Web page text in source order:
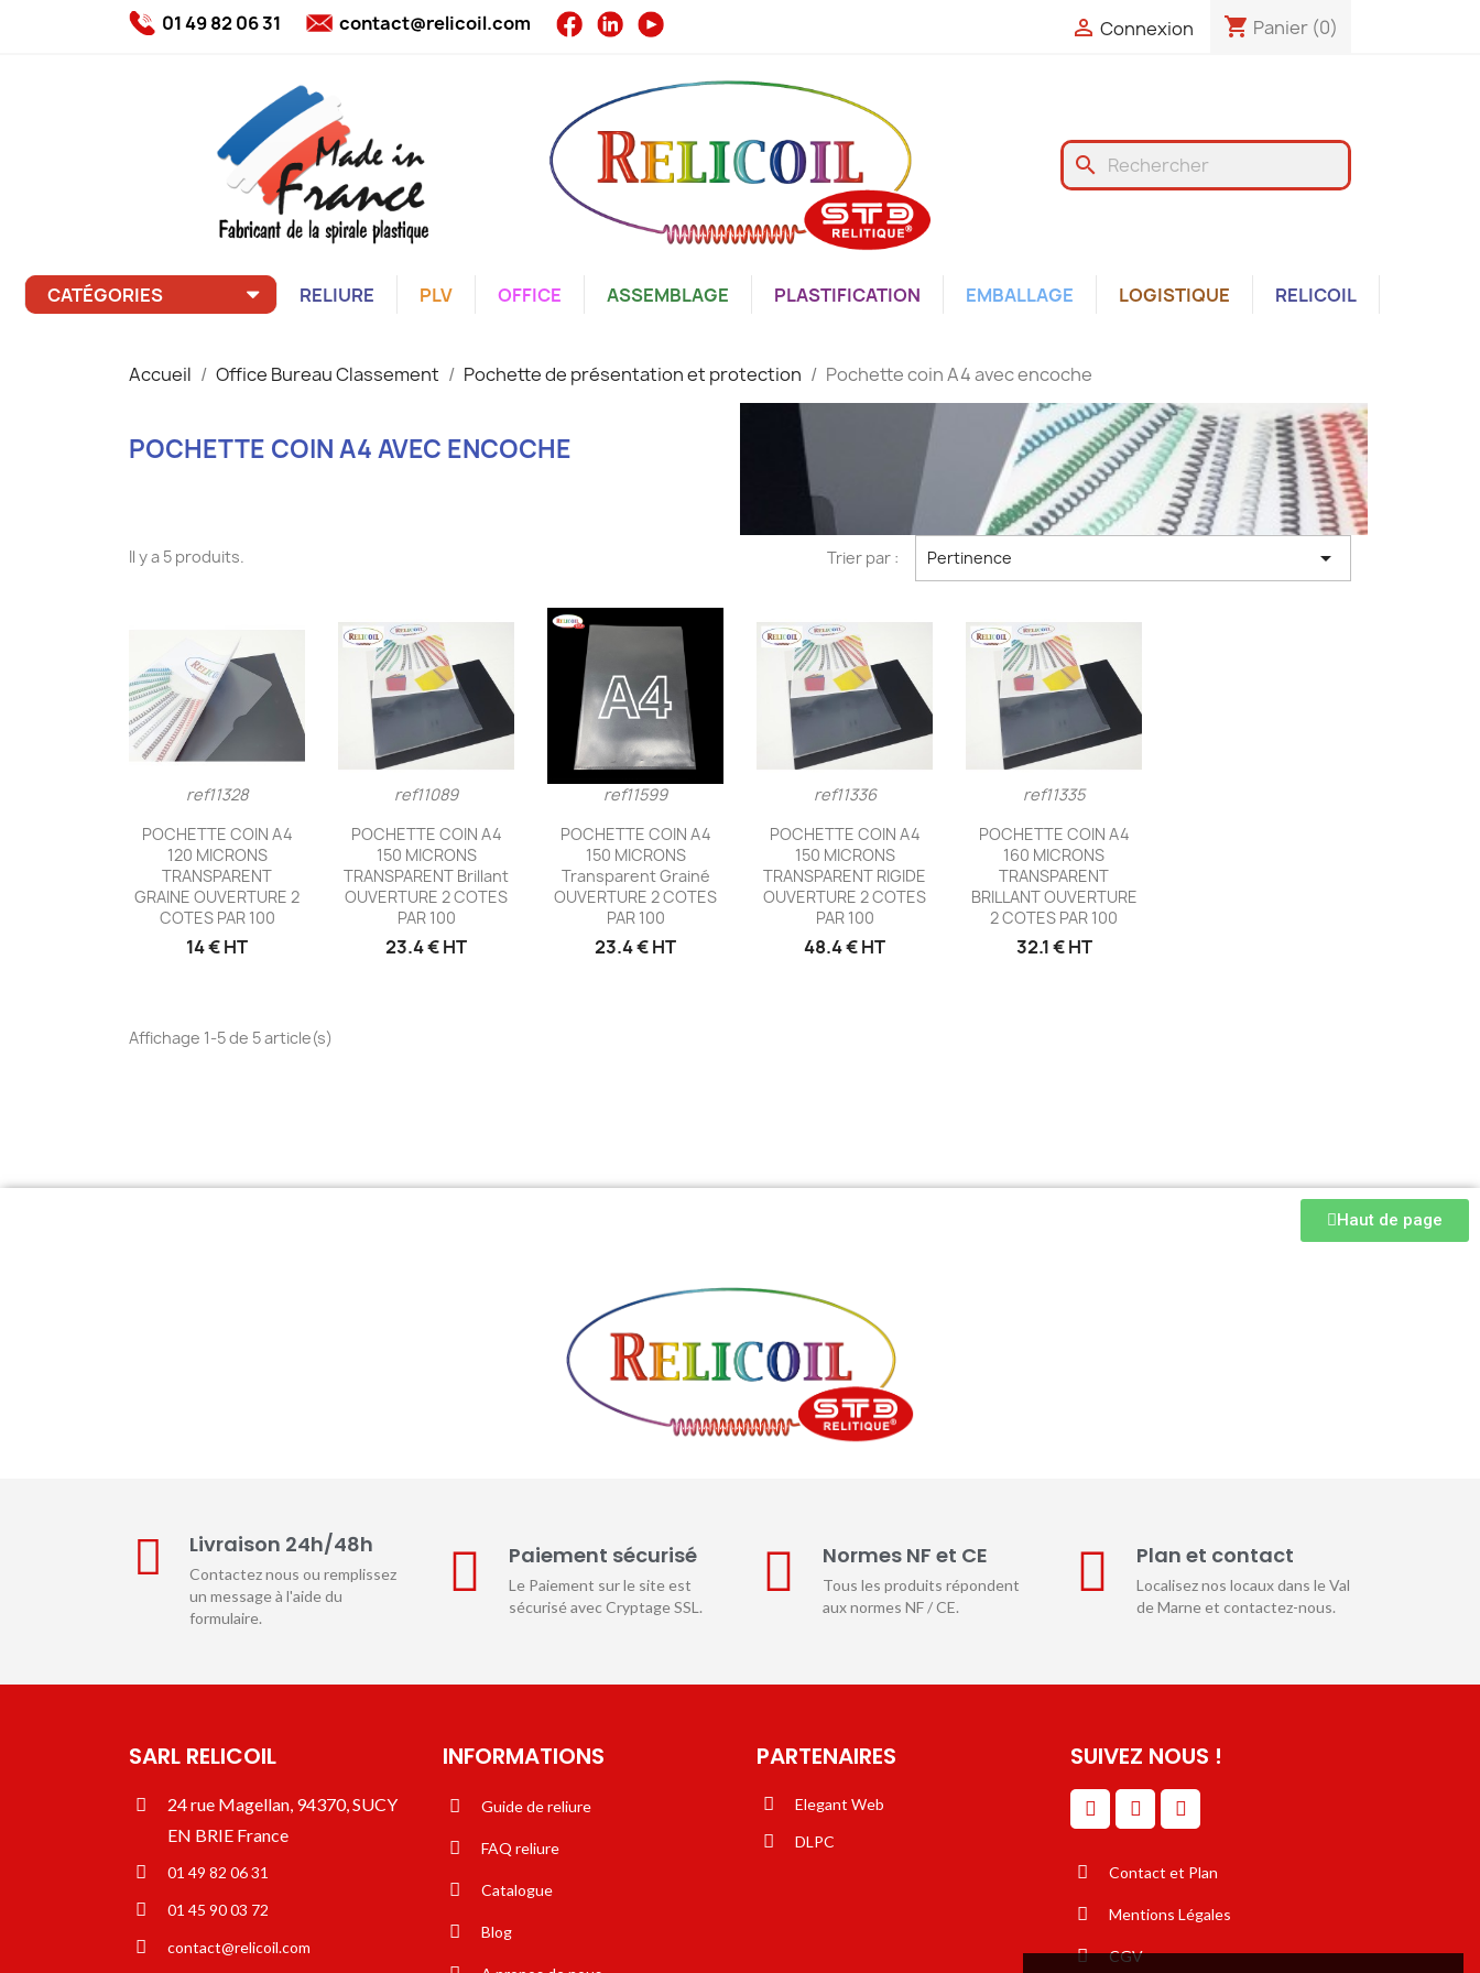
01 49 82 06 31 contact@relicoil.com  Connexion shopping_cart Panier (0)
search
CATÉGORIES RELIURE PLV OFFICE ASSEMBLAGE PLASTIFICATION EMBALLAGE LOGISTIQUE RELICOIL
Accueil Office Bureau Classement Pochette de présentation et protection Pochette coin A4 avec encoche
POCHETTE COIN A4 AVEC ENCOCHE
Il y a 5 produits. Trier par : Pertinence 
Aperçu rapide
ref11328
POCHETTE COIN A4
120 MICRONS
TRANSPARENT
GRAINE OUVERTURE 2
COTES PAR 100
14 € HT
Aperçu rapide
ref11089
POCHETTE COIN A4
150 MICRONS
TRANSPARENT Brillant
OUVERTURE 2 COTES
PAR 100
23.4 € HT
Aperçu rapide
ref11599
POCHETTE COIN A4
150 MICRONS
Transparent Grainé
OUVERTURE 2 COTES
PAR 100
23.4 € HT
Aperçu rapide
ref11336
POCHETTE COIN A4
150 MICRONS
TRANSPARENT RIGIDE
OUVERTURE 2 COTES
PAR 100
48.4 € HT
Aperçu rapide
ref11335
POCHETTE COIN A4
160 MICRONS
TRANSPARENT
BRILLANT OUVERTURE
2 COTES PAR 100
32.1 € HT
Affichage 1-5 de 5 article(s)
Haut de page
Livraison 24h/48h
Contactez nous ou remplissez
un message à l'aide du
formulaire.
Paiement sécurisé
Le Paiement sur le site est
sécurisé avec Cryptage SSL.
Normes NF et CE
Tous les produits répondent
aux normes NF / CE.
Plan et contact
Localisez nos locaux dans le Val
de Marne et contactez-nous.
SARL RELICOIL
24 rue Magellan, 94370, SUCY
EN BRIE France
01 49 82 06 31
01 45 90 03 72
contact@relicoil.com
INFORMATIONS
Guide de reliure
FAQ reliure
Catalogue
Blog
PARTENAIRES
Elegant Web
DLPC
SUIVEZ NOUS !
Contact et Plan
Mentions Légales
CGV